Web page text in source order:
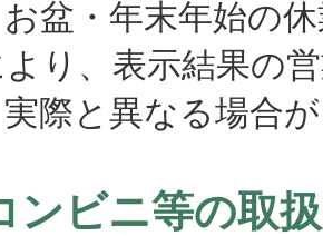
盆・年末年始の
より、表示結果の
と異なる場合が
ンビニ等の取